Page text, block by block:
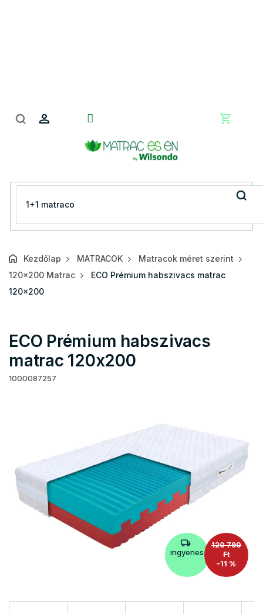
Kosár
Kezdőlap MATRACOK
Matracok méret szerint
120x200 Matrac
ECO Prémium habszivacs matrac
120x200
ECO Prémium habszivacs
matrac 120x200
1000087257
ingyenes
120 790
Ft
–11 %